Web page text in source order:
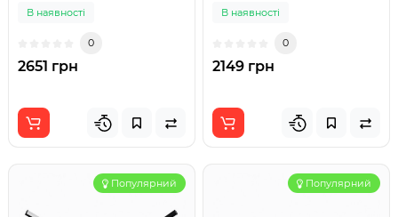
В наявності
0
2651 грн
В наявності
0
2149 грн
Популярний Популярний